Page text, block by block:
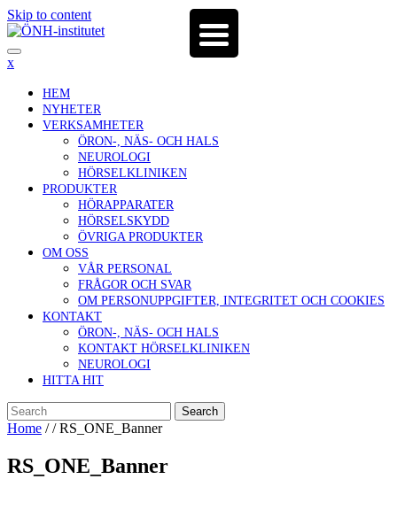
Skip to content
x
HEM
NYHETER
VERKSAMHETER
ÖRON-, NÄS- OCH HALS
NEUROLOGI
HÖRSELKLINIKEN
PRODUKTER
HÖRAPPARATER
HÖRSELSKYDD
ÖVRIGA PRODUKTER
OM OSS
VÅR PERSONAL
FRÅGOR OCH SVAR
OM PERSONUPPGIFTER, INTEGRITET OCH COOKIES
KONTAKT
ÖRON-, NÄS- OCH HALS
KONTAKT HÖRSELKLINIKEN
NEUROLOGI
HITTA HIT
Search
Home / /RS_ONE_Banner
RS_ONE_Banner